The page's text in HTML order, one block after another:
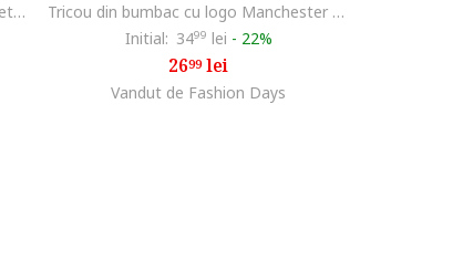
Tricou cu decolteu la baza gatului si detalii cu imprimeu grafic, Portocaliu dovleac
Tricou din bumbac cu logo Manchester City, Albastru inchis/Albastru azur
Initial: 3499 lei - 22%
2699lei
Vandut de Fashion Days